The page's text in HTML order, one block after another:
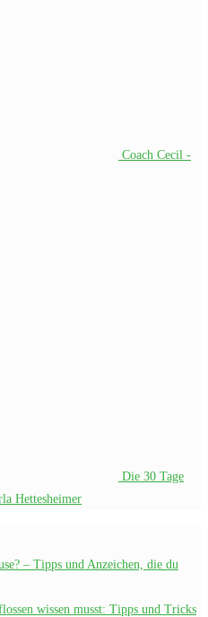
Coach Cecil -
Die 30 Tage
Hettesheimer
– Tipps und Anzeichen, die du
wissen musst: Tipps und Tricks